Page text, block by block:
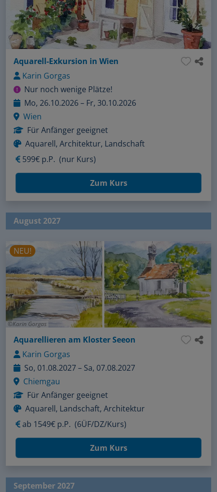
Aquarell-Exkursion in Wien
Karin Gorgas
Nur noch wenige Plätze!
Mo, 26.10.2026 – Fr, 30.10.2026
Wien
Für Anfänger geeignet
Aquarell, Architektur, Landschaft
599€ p.P. (nur Kurs)
Zum Kurs
August 2027
Karin Gorgas
NEU!
Aquarellieren am Kloster Seeon
Karin Gorgas
So, 01.08.2027 – Sa, 07.08.2027
Chiemgau
Für Anfänger geeignet
Aquarell, Landschaft, Architektur
ab 1549€ p.P. (6ÜF/DZ/Kurs)
Zum Kurs
September 2027